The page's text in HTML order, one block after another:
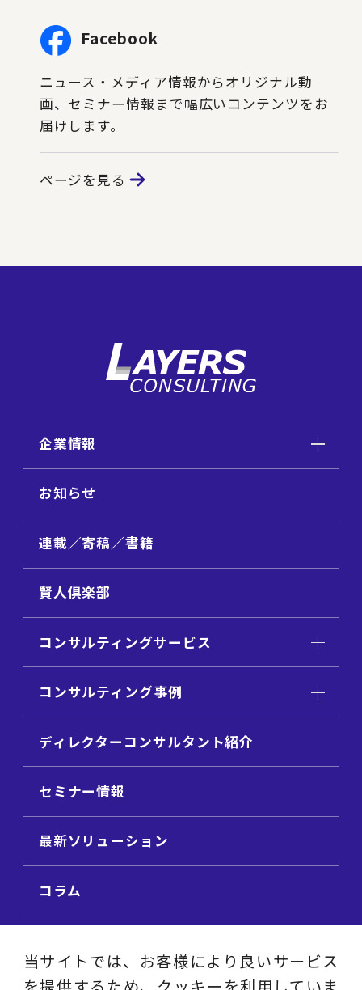
Facebook
ニュース・メディア情報からオリジナル動
画、セミナー情報まで幅広いコンテンツをお
届けします。
ページを見る
企業情報
お知らせ
連載／寄稿／書籍
賢人倶楽部
コンサルティングサービス
コンサルティング事例
ディレクターコンサルタント紹介
セミナー情報
最新ソリューション
コラム
当サイトでは、お客様により良いサービス